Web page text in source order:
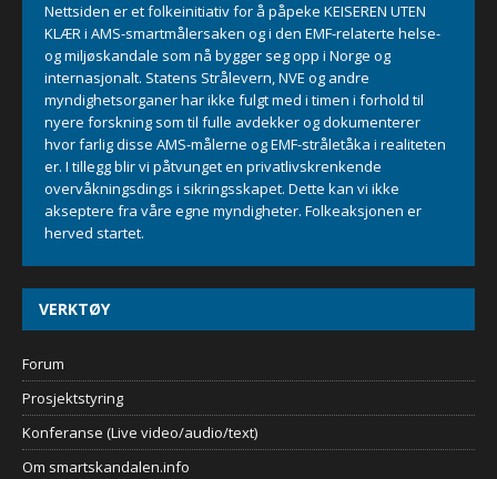
Nettsiden er et folkeinitiativ for å påpeke KEISEREN UTEN
KLÆR i AMS-smartmålersaken og i den EMF-relaterte helse-
og miljøskandale som nå bygger seg opp i Norge og
internasjonalt. Statens Strålevern, NVE og andre
myndighetsorganer har ikke fulgt med i timen i forhold til
nyere forskning som til fulle avdekker og dokumenterer
hvor farlig disse AMS-målerne og EMF-stråletåka i realiteten
er. I tillegg blir vi påtvunget en privatlivskrenkende
overvåkningsdings i sikringsskapet. Dette kan vi ikke
akseptere fra våre egne myndigheter. Folkeaksjonen er
herved startet.
VERKTØY
Forum
Prosjektstyring
Konferanse (Live video/audio/text)
Om smartskandalen.info